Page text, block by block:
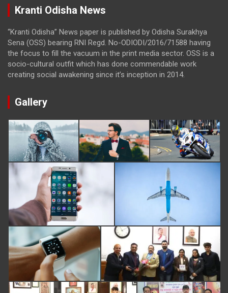
Kranti Odisha News
“Kranti Odisha” News paper is published by Odisha Surakhya
Sena (OSS) bearing RNI Regd. No-ODIODI/2016/71588 having
the focus to fill the vacuum in the print media sector. OSS is a
socio-cultural outfit which has done commendable work
creating social awakening since it’s inception in 2014.
Gallery